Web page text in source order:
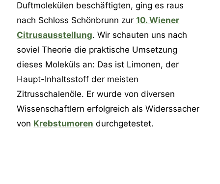
Duftmolekülen beschäftigten, ging es raus
nach Schloss Schönbrunn zur10. Wiener
Citrusausstellung. Wir schauten uns nach
soviel Theorie die praktische Umsetzung
dieses Moleküls an: Das ist Limonen, der
Haupt-Inhaltsstoff der meisten
Zitrusschalenöle. Er wurde von diversen
Wissenschaftlern erfolgreich als Widerssacher
von Krebstumoren durchgetestet.